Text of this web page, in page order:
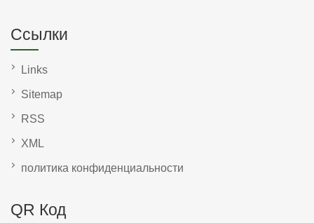
Ссылки
Links
Sitemap
RSS
XML
политика конфиденциальности
QR Код